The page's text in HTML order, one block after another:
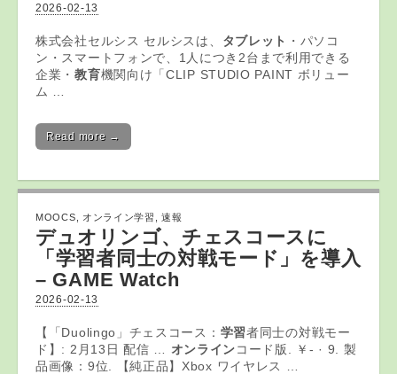
2026-02-13
株式会社セルシス セルシスは、 タブレット
・パソコ
ン・スマートフォンで、1人につき2台まで利用できる
企業・教育機関向け「CLIP STUDIO PAINT ボリュー
ム …
Read more →
MOOCS オンライン学習 ,速報
デュオリンゴ、チェスコースに
「 学習者同士の対戦モード」を導入
– GAME Watch
2026-02-13
【「Duolingo」チェスコース： 学習者同士の対戦モー
ド】: 2月13日 配信 … オンラインコード版. ￥- · 9. 製
品画像：9位. 【純正品】Xbox ワイヤレス …